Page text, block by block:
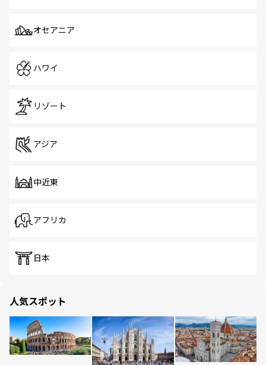
オセアニア
ハワイ
リゾート
アジア
中近東
アフリカ
日本
人気スポット